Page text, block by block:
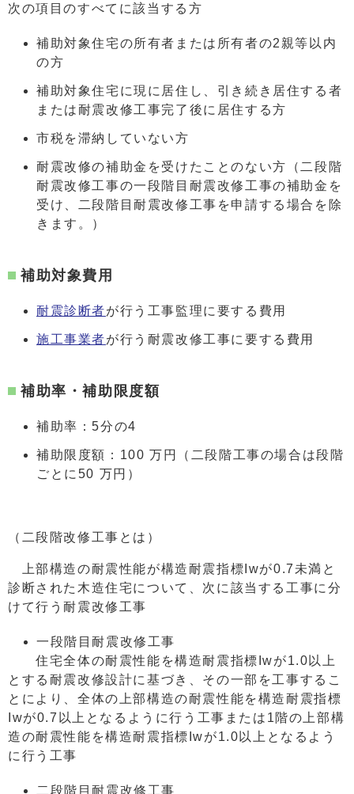
次の項目のすべてに該当する方
補助対象住宅の所有者または所有者の2親等以内
の方
補助対象住宅に現に居住し、引き続き居住する者
または耐震改修工事完了後に居住する方
市税を滞納していない方
耐震改修の補助金を受けたことのない方（二段階
耐震改修工事の一段階目耐震改修工事の補助金を
受け、二段階目耐震改修工事を申請する場合を除
きます。）
補助対象費用
耐震診断者が行う工事監理に要する費用
施工事業者が行う耐震改修工事に要する費用
補助率・補助限度額
補助率：5分の4
補助限度額：100 万円（二段階工事の場合は段階
ごとに50 万円）
（二段階改修工事とは）
上部構造の耐震性能が構造耐震指標Iwが0.7未満と
診断された木造住宅について、次に該当する工事に分
けて行う耐震改修工事
一段階目耐震改修工事
住宅全体の耐震性能を構造耐震指標Iwが1.0以上
とする耐震改修設計に基づき、その一部を工事するこ
とにより、全体の上部構造の耐震性能を構造耐震指標
Iwが0.7以上となるように行う工事または1階の上部構
造の耐震性能を構造耐震指標Iwが1.0以上となるよう
に行う工事
二段階目耐震改修工事